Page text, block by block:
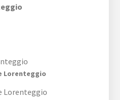
Lorenteggio
Lorenteggio